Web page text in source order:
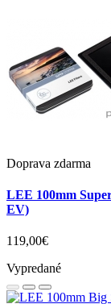
Doprava zdarma
LEE 100mm
EV)
119,00€
Vypredané